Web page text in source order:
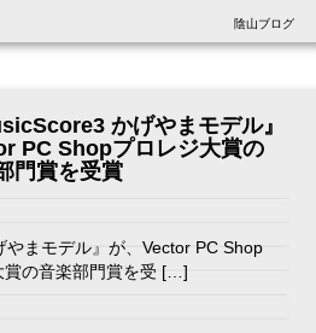
陰山ブログ
かげやまモデル』
PC Shopプロレジ大賞の
門賞を受賞
やまモデル』が、Vector PC Shop
賞の音楽部門賞を受 […]